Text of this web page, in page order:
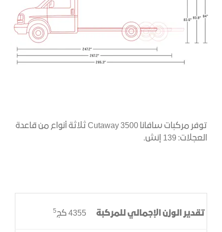
توفر مركبات سافانا 3500 Cutaway ثلاثة أنواع من قاعدة
العجلات: 139 إنش.
تقدير الوزن الإجمالي للمركبة 4355 كج 5